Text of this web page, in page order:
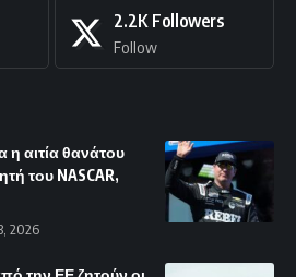
2.2K Followers
Follow
η αιτία θανάτου
του NASCAR,
2026